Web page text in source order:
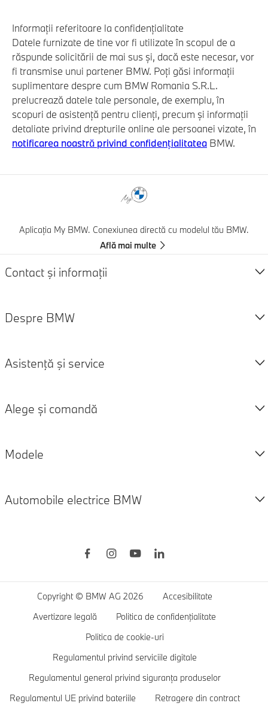
Informații referitoare la confidențialitate
Datele furnizate de tine vor fi utilizate în scopul de a
răspunde solicitării de mai sus și, dacă este necesar, vor
fi transmise unui partener BMW. Poți găsi informații
suplimentare despre cum BMW Romania S.R.L.
prelucrează datele tale personale, de exemplu, în
scopuri de asistență pentru clienți, precum și informații
detaliate privind drepturile online ale persoanei vizate, în
notificarea noastră privind confidențialitatea BMW.